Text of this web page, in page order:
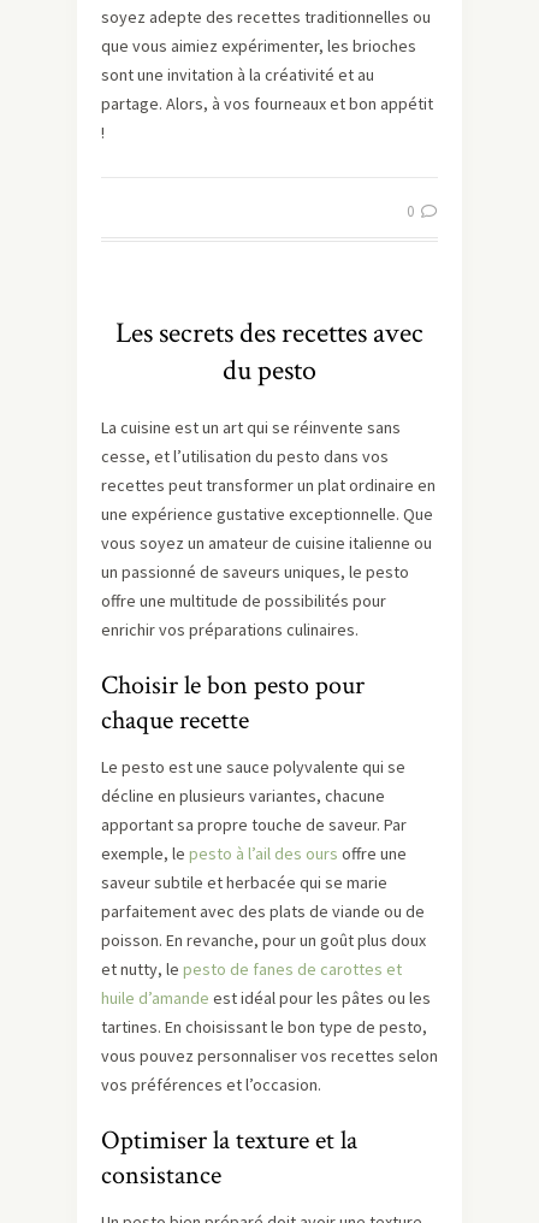
soyez adepte des recettes traditionnelles ou
que vous aimiez expérimenter, les brioches
sont une invitation à la créativité et au
partage. Alors, à vos fourneaux et bon appétit
!
0
Les secrets des recettes avec
du pesto
La cuisine est un art qui se réinvente sans
cesse, et l’utilisation du pesto dans vos
recettes peut transformer un plat ordinaire en
une expérience gustative exceptionnelle. Que
vous soyez un amateur de cuisine italienne ou
un passionné de saveurs uniques, le pesto
offre une multitude de possibilités pour
enrichir vos préparations culinaires.
Choisir le bon pesto pour
chaque recette
Le pesto est une sauce polyvalente qui se
décline en plusieurs variantes, chacune
apportant sa propre touche de saveur. Par
exemple, le pesto à l’ail des ours offre une
saveur subtile et herbacée qui se marie
parfaitement avec des plats de viande ou de
poisson. En revanche, pour un goût plus doux
et nutty, le pesto de fanes de carottes et
huile d’amande est idéal pour les pâtes ou les
tartines. En choisissant le bon type de pesto,
vous pouvez personnaliser vos recettes selon
vos préférences et l’occasion.
Optimiser la texture et la
consistance